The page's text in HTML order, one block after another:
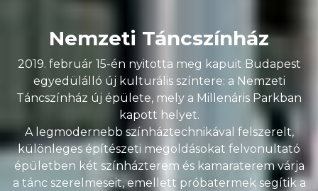
Nemzeti Táncszínház
2019. február 15-én nyitotta meg kapuit Budapest
egyedülálló új kulturális színtere: a Nemzeti
Táncszínház új épülete, mely a Millenáris Parkban
kapott helyet.
A legmodernebb színháztechnikával felszerelt,
különleges építészeti megoldásokat felvonultató
épületben két színházterem és kamaraterem várja
a tánc szerelmeseit, emellett próbatermek segítik a